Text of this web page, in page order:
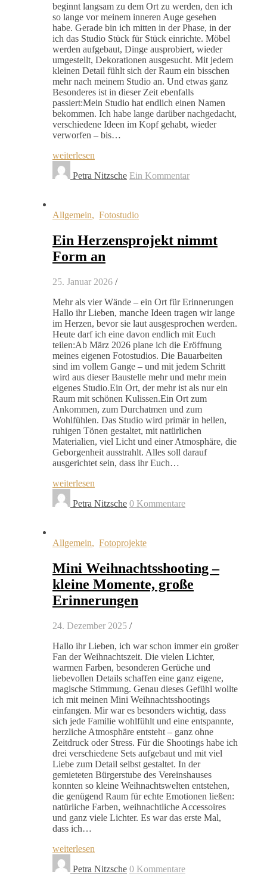
beginnt langsam zu dem Ort zu werden, den ich
so lange vor meinem inneren Auge gesehen
habe. Gerade bin ich mitten in der Phase, in der
ich das Studio Stück für Stück einrichte. Möbel
werden aufgebaut, Dinge ausprobiert, wieder
umgestellt, Dekorationen ausgesucht. Mit jedem
kleinen Detail fühlt sich der Raum ein bisschen
mehr nach meinem Studio an. Und etwas ganz
Besonderes ist in dieser Zeit ebenfalls
passiert:Mein Studio hat endlich einen Namen
bekommen. Ich habe lange darüber nachgedacht,
verschiedene Ideen im Kopf gehabt, wieder
verworfen – bis…
weiterlesen
Petra Nitzsche Ein Kommentar
Allgemein, Fotostudio
Ein Herzensprojekt nimmt
Form an
25. Januar 2026 /
Mehr als vier Wände – ein Ort für Erinnerungen
Hallo ihr Lieben, manche Ideen tragen wir lange
im Herzen, bevor sie laut ausgesprochen werden.
Heute darf ich eine davon endlich mit Euch
teilen:Ab März 2026 plane ich die Eröffnung
meines eigenen Fotostudios. Die Bauarbeiten
sind im vollem Gange – und mit jedem Schritt
wird aus dieser Baustelle mehr und mehr mein
eigenes Studio.Ein Ort, der mehr ist als nur ein
Raum mit schönen Kulissen.Ein Ort zum
Ankommen, zum Durchatmen und zum
Wohlfühlen. Das Studio wird primär in hellen,
ruhigen Tönen gestaltet, mit natürlichen
Materialien, viel Licht und einer Atmosphäre, die
Geborgenheit ausstrahlt. Alles soll darauf
ausgerichtet sein, dass ihr Euch…
weiterlesen
Petra Nitzsche 0 Kommentare
Allgemein, Fotoprojekte
Mini Weihnachtsshooting –
kleine Momente, große
Erinnerungen
24. Dezember 2025 /
Hallo ihr Lieben, ich war schon immer ein großer
Fan der Weihnachtszeit. Die vielen Lichter,
warmen Farben, besonderen Gerüche und
liebevollen Details schaffen eine ganz eigene,
magische Stimmung. Genau dieses Gefühl wollte
ich mit meinen Mini Weihnachtsshootings
einfangen. Mir war es besonders wichtig, dass
sich jede Familie wohlfühlt und eine entspannte,
herzliche Atmosphäre entsteht – ganz ohne
Zeitdruck oder Stress. Für die Shootings habe ich
drei verschiedene Sets aufgebaut und mit viel
Liebe zum Detail selbst gestaltet. In der
gemieteten Bürgerstube des Vereinshauses
konnten so kleine Weihnachtswelten entstehen,
die genügend Raum für echte Emotionen ließen:
natürliche Farben, weihnachtliche Accessoires
und ganz viele Lichter. Es war das erste Mal,
dass ich…
weiterlesen
Petra Nitzsche 0 Kommentare